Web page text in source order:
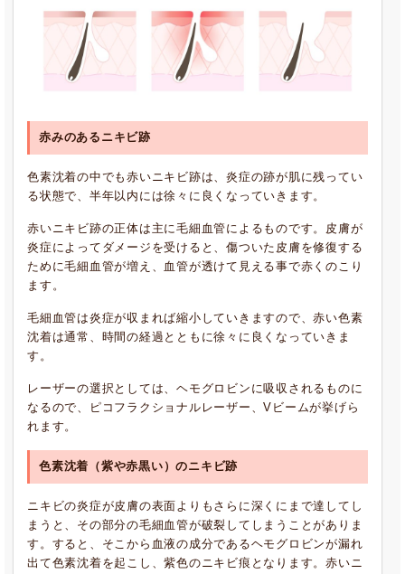
赤みのあるニキビ跡
色素沈着の中でも赤いニキビ跡は、炎症の跡が肌に残ってい
る状態で、半年以内には徐々に良くなっていきます。
赤いニキビ跡の正体は主に毛細血管によるものです。皮膚が
炎症によってダメージを受けると、傷ついた皮膚を修復する
ために毛細血管が増え、血管が透けて見える事で赤くのこり
ます。
毛細血管は炎症が収まれば縮小していきますので、赤い色素
沈着は通常、時間の経過とともに徐々に良くなっていきま
す。
レーザーの選択としては、ヘモグロビンに吸収されるものに
なるので、ピコフラクショナルレーザー、Vビームが挙げら
れます。
色素沈着（紫や赤黒い）のニキビ跡
ニキビの炎症が皮膚の表面よりもさらに深くにまで達してし
まうと、その部分の毛細血管が破裂してしまうことがありま
す。すると、そこから血液の成分であるヘモグロビンが漏れ
出て色素沈着を起こし、紫色のニキビ痕となります。赤いニ